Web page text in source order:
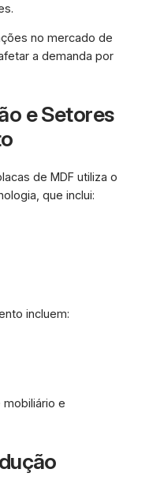
no mercado de
a demanda por
e Setores
de MDF utiliza o
que inclui:
incluem:
e